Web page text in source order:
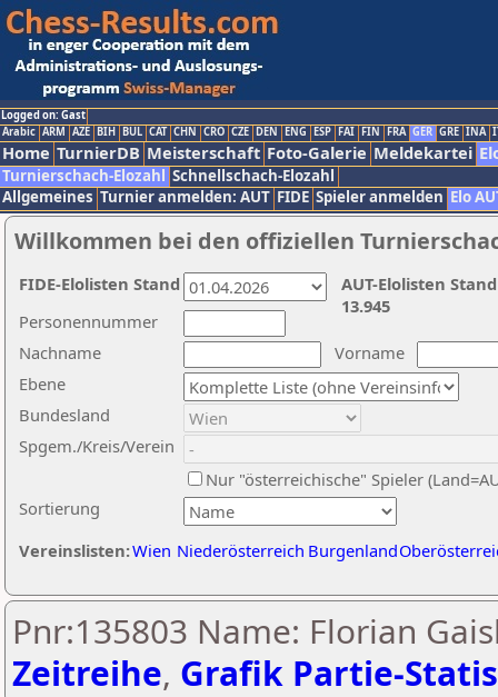
Logged on: Gast
Arabic ARM AZE BIH BUL CAT CHN CRO CZE DEN ENG ESP FAI FIN FRA GER GRE INA
Home TurnierDB Meisterschaft Foto-Galerie Meldekartei
Turnierschach-Elozahl Schnellschach-Elozahl
Allgemeines Turnier anmelden: AUT FIDE Spieler anmelden Elo
Willkommen bei den offiziellen
Nachname
Vorname
Ebene
Sortierung
Personennummer
Bundesland
Spgem./Kreis/Verein
Nur "österreichische" Spieler
Vereinslisten:Wien Niederösterreich Burgenland
AUT-Elolisten
13.945
FIDE-Elolisten Stand
Pnr:135803 Name: Florian
Zeitreihe, Grafik Partie-